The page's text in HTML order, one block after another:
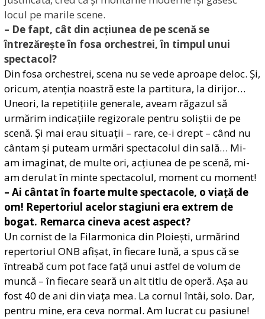
locul pe marile scene.
– De fapt, cât din acțiunea de pe scenă se
întrezărește în fosa orchestrei, în timpul unui
spectacol?
Din fosa orchestrei, scena nu se vede aproape deloc. Și,
oricum, atenția noastră este la partitura, la dirijor…
Uneori, la repetițiile generale, aveam răgazul să
urmărim indicațiile regizorale pentru soliștii de pe
scenă. Și mai erau situații – rare, ce-i drept – când nu
cântam și puteam urmări spectacolul din sală… Mi-
am imaginat, de multe ori, acțiunea de pe scenă, mi-
am derulat în minte spectacolul, moment cu moment!
– Ai cântat în foarte multe spectacole, o viață de
om! Repertoriul acelor stagiuni era extrem de
bogat. Remarca cineva acest aspect?
Un cornist de la Filarmonica din Ploiești, urmărind
repertoriul ONB afișat, în fiecare lună, a spus că se
întreabă cum pot face față unui astfel de volum de
muncă – în fiecare seară un alt titlu de operă. Așa au
fost 40 de ani din viața mea. La cornul întâi, solo. Dar,
pentru mine, era ceva normal. Am lucrat cu pasiune!